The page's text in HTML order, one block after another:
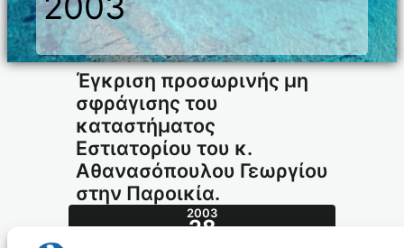
Έγκριση προσωρινής μη
σφράγισης του
καταστήματος
Εστιατορίου του κ.
Αθανασόπουλου Γεωργίου
στην Παροικία.
2003
28